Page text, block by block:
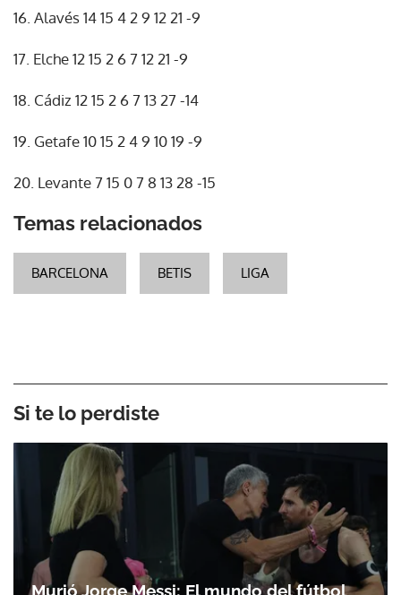
16. Alavés 14 15 4 2 9 12 21 -9
17. Elche 12 15 2 6 7 12 21 -9
18. Cádiz 12 15 2 6 7 13 27 -14
19. Getafe 10 15 2 4 9 10 19 -9
20. Levante 7 15 0 7 8 13 28 -15
Temas relacionados
BARCELONA BETIS LIGA
Si te lo perdiste
Murió Jorge Messi: El mundo del fútbol